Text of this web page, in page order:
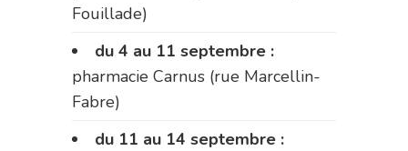
Fouillade)
du 4 au 11 septembre :
pharmacie Carnus (rue Marcellin-
Fabre)
du 11 au 14 septembre :